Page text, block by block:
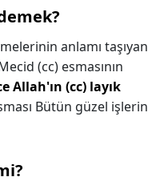
anlamı taşıyan
(cc) esmasının
Allah'ın (cc) layık
Bütün güzel işlerin